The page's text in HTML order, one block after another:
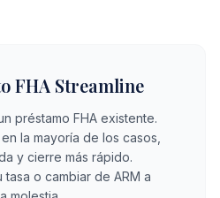
FHA Streamline
préstamo FHA existente.
la mayoría de los casos,
y cierre más rápido.
o cambiar de ARM a